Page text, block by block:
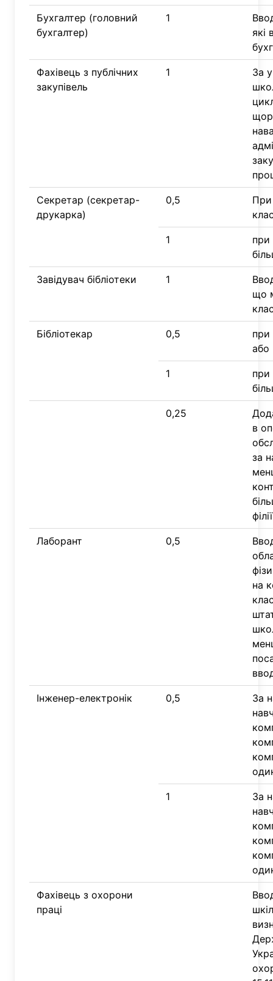
Бухгалтер (головний
бухгалтер)
1
які
Фахівець з публічних
закупівель
1
За
Секретар (секретар-
друкарка)
0,5
При
1
при
Завідувач бібліотеки 1
що
Бібліотекар 0,5
при
або
1
при
0,25
в
за
філії
Лаборант 0,5
на
Інженер-електронік 0,5
За
1
За
Фахівець з охорони
праці